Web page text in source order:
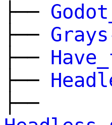
├──
├──
├──
├──
├──